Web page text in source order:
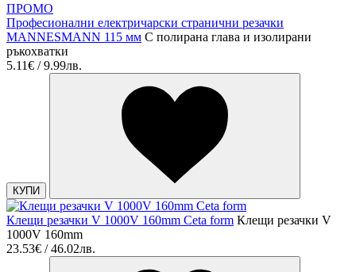
ПРОМО
Професионални електричарски странични резачки
MANNESMANN 115 мм С полирана глава и изолирани
ръкохватки
5.11€ / 9.99лв.
КУПИ
Клещи резачки V 1000V 160mm Ceta form Клещи резачки V
1000V 160mm
23.53€ / 46.02лв.